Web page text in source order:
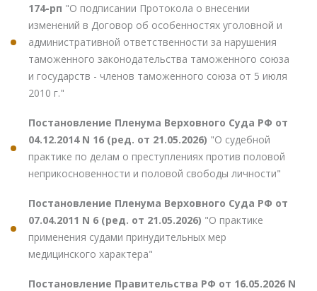
174-рп "О подписании Протокола о внесении
изменений в Договор об особенностях уголовной и
административной ответственности за нарушения
таможенного законодательства таможенного союза
и государств - членов таможенного союза от 5 июля
2010 г."
Постановление Пленума Верховного Суда РФ от
04.12.2014 N 16 (ред. от 21.05.2026) "О судебной
практике по делам о преступлениях против половой
неприкосновенности и половой свободы личности"
Постановление Пленума Верховного Суда РФ от
07.04.2011 N 6 (ред. от 21.05.2026) "О практике
применения судами принудительных мер
медицинского характера"
Постановление Правительства РФ от 16.05.2026 N